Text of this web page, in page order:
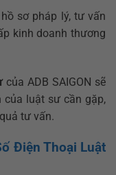
sơ pháp lý, tư vấn
kinh doanh thương
của ADB SAIGON sẽ
luật sư cần gặp,
tư vấn.
Điện Thoại Luật